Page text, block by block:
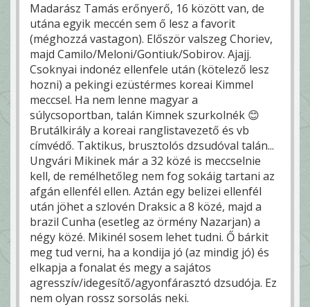
Madarász Tamás erőnyerő, 16 között van, de
utána egyik meccén sem ő lesz a favorit
(méghozzá vastagon). Először valszeg Choriev,
majd Camilo/Meloni/Gontiuk/Sobirov. Ajajj.
Csoknyai indonéz ellenfele után (kötelező lesz
hozni) a pekingi ezüstérmes koreai Kimmel
meccsel. Ha nem lenne magyar a
súlycsoportban, talán Kimnek szurkolnék 😊
Brutálkirály a koreai ranglistavezető és vb
címvédő. Taktikus, brusztolós dzsudóval talán...
Ungvári Mikinek már a 32 közé is meccselnie
kell, de remélhetőleg nem fog sokáig tartani az
afgán ellenfél ellen. Aztán egy belizei ellenfél
után jöhet a szlovén Draksic a 8 közé, majd a
brazil Cunha (esetleg az örmény Nazarjan) a
négy közé. Mikinél sosem lehet tudni. Ő bárkit
meg tud verni, ha a kondija jó (az mindig jó) és
elkapja a fonalat és megy a sajátos
agresszív/idegesítő/agyonfárasztó dzsudója. Ez
nem olyan rossz sorsolás neki.